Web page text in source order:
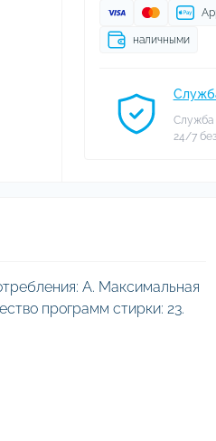
наличными
Служба
24/7
A. Максимальная
программ стирки: 23.